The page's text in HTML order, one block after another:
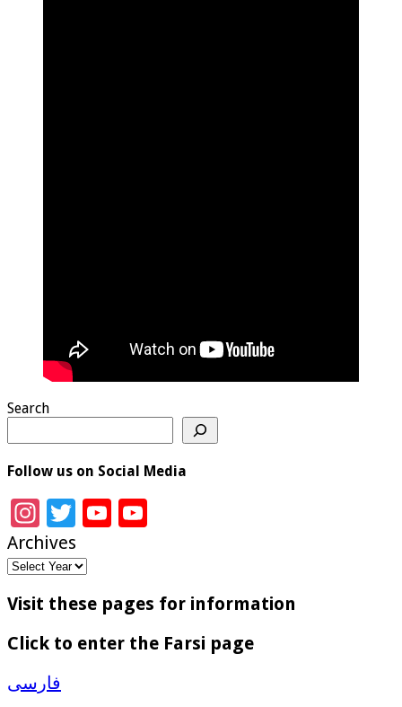
Search
Follow us on Social Media
Instagram
TwitterYouTube
Archives
Visit these pages for information
Click to enter the Farsi page
فارسی